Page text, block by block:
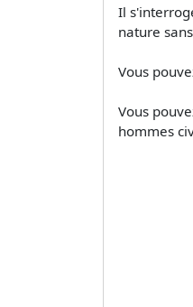
Il
nature
Vous
Vous
hommes